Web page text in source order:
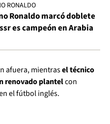
RONALDO
Ronaldo marcó doblete
es campeón en Arabia
afuera, mientrasel técnico
renovado plantelcon
el fútbol inglés.